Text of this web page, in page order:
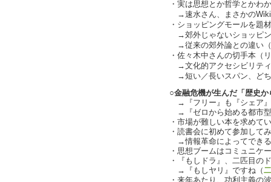
・実は思想とか哲学とかわ
→速水さん、まさかの
・ショッピングモールを題
→郊外じゃないショッピ
→従来の郊外論との違い
・佐々木中さんの切手本（
→文化的アクセシビリテ
→短い／長いスパン、ど
○金融危機が生んだ「歴史
→『フリー』も『シェア
→『ゼロから始める都市
・市場が難しい本を求めて
・読書会に初めて参加して
→情報革命によってでき
・思想ブームはコミュニケ
・『もしドラ』、二匹目の
→『もしヤリ』ですね（
・来年あたり、功利主義の